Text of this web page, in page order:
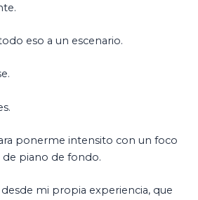
eso a un escenario.
ponerme intensito con un foco
de piano de fondo.
mi propia experiencia, que